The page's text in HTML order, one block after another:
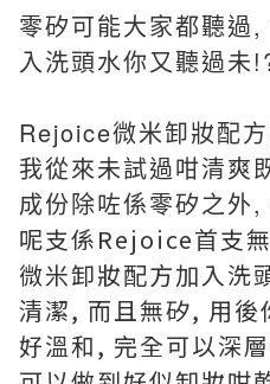
零矽可能大家都聽過
入洗頭水你又聽過未
Rejoice微米卸妝配
我從來未試過咁清爽
成份除咗係零矽之外
呢支係Rejoice首支
微米卸妝配方加入洗
清潔, 而且無矽, 用
好溫和, 完全可以深